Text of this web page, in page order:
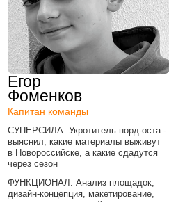
СУПЕРСИЛА: Укротитель норд-оста -
выяснил, какие материалы выживут
в Новороссийске, а какие сдадутся
через сезон
ФУНКЦИОНАЛ: Анализ площадок,
дизайн-концепция, макетирование,
Капитан команды
Фоменков
Егор